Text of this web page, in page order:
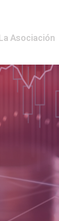
Asociación